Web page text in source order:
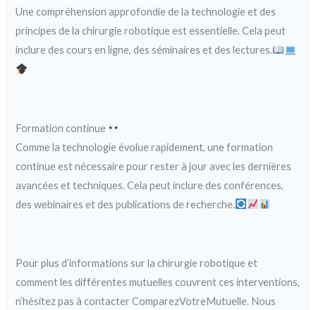
Une compréhension approfondie de la technologie et des
principes de la chirurgie robotique est essentielle. Cela peut
inclure des cours en ligne, des séminaires et des lectures.
Formation continue
Comme la technologie évolue rapidement, une formation
continue est nécessaire pour rester à jour avec les dernières
avancées et techniques. Cela peut inclure des conférences,
des webinaires et des publications de recherche.
Pour plus d’informations sur la chirurgie robotique et
comment les différentes mutuelles couvrent ces interventions,
n’hésitez pas à contacter ComparezVotreMutuelle. Nous